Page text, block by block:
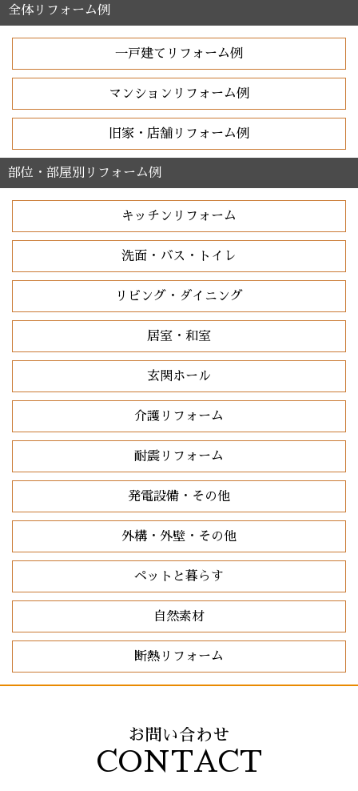
全体リフォーム例
一戸建てリフォーム例
マンションリフォーム例
旧家・店舗リフォーム例
部位・部屋別リフォーム例
キッチンリフォーム
洗面・バス・トイレ
リビング・ダイニング
居室・和室
玄関ホール
介護リフォーム
耐震リフォーム
発電設備・その他
外構・外壁・その他
ペットと暮らす
自然素材
断熱リフォーム
お問い合わせ
CONTACT